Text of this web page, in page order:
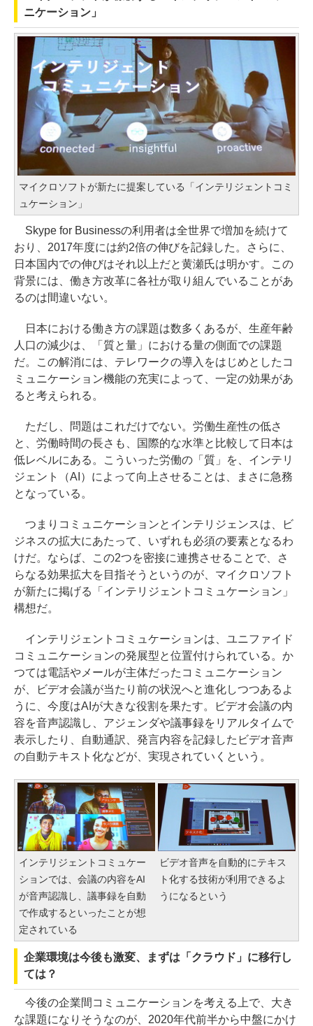
ニケーション」
マイクロソフトが新たに提案している「インテリジェントコミ
ュケーション」
Skype for Businessの利用者は全世界で増加を続けて
おり、2017年度には約2倍の伸びを記録した。さらに、
日本国内での伸びはそれ以上だと黄瀬氏は明かす。この
背景には、働き方改革に各社が取り組んでいることがあ
るのは間違いない。
日本における働き方の課題は数多くあるが、生産年齢
人口の減少は、「質と量」における量の側面での課題
だ。この解消には、テレワークの導入をはじめとしたコ
ミュニケーション機能の充実によって、一定の効果があ
ると考えられる。
ただし、問題はこれだけでない。労働生産性の低さ
と、労働時間の長さも、国際的な水準と比較して日本は
低レベルにある。こういった労働の「質」を、インテリ
ジェント（AI）によって向上させることは、まさに急務
となっている。
つまりコミュニケーションとインテリジェンスは、ビ
ジネスの拡大にあたって、いずれも必須の要素となるわ
けだ。ならば、この2つを密接に連携させることで、さ
らなる効果拡大を目指そうというのが、マイクロソフト
が新たに掲げる「インテリジェントコミュケーション」
構想だ。
インテリジェントコミュケーションは、ユニファイド
コミュニケーションの発展型と位置付けられている。か
つては電話やメールが主体だったコミュニケーション
が、ビデオ会議が当たり前の状況へと進化しつつあるよ
うに、今度はAIが大きな役割を果たす。ビデオ会議の内
容を音声認識し、アジェンダや議事録をリアルタイムで
表示したり、自動通訳、発言内容を記録したビデオ音声
の自動テキスト化などが、実現されていくという。
インテリジェントコミュケー
ションでは、会議の内容をAI
が音声認識し、議事録を自動
で作成するといったことが想
定されている
ビデオ音声を自動的にテキス
ト化する技術が利用できるよ
うになるという
企業環境は今後も激変、まずは「クラウド」に移行し
ては？
今後の企業間コミュニケーションを考える上で、大き
な課題になりそうなのが、2020年代前半から中盤にかけ